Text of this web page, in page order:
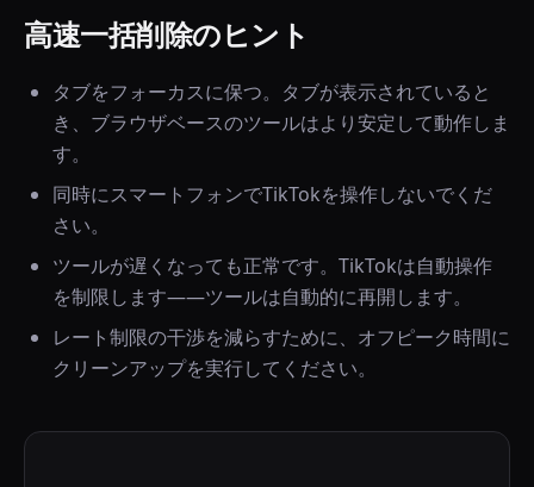
高速一括削除のヒント
タブをフォーカスに保つ。タブが表示されていると
き、ブラウザベースのツールはより安定して動作しま
す。
同時にスマートフォンでTikTokを操作しないでくだ
さい。
ツールが遅くなっても正常です。TikTokは自動操作
を制限します——ツールは自動的に再開します。
レート制限の干渉を減らすために、オフピーク時間に
クリーンアップを実行してください。